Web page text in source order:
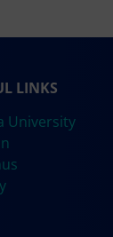
LINKS
University